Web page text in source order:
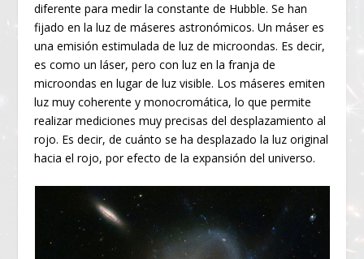
diferente para medir la constante de Hubble. Se han
fijado en la luz de máseres astronómicos. Un máser es
una emisión estimulada de luz de microondas. Es decir,
es como un láser, pero con luz en la franja de
microondas en lugar de luz visible. Los máseres emiten
luz muy coherente y monocromática, lo que permite
realizar mediciones muy precisas del desplazamiento al
rojo. Es decir, de cuánto se ha desplazado la luz original
hacia el rojo, por efecto de la expansión del universo.